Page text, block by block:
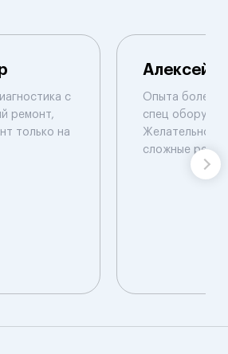
с
ремонт,
только на
Алексей
Опыта более
спец
Желательно в
сложные